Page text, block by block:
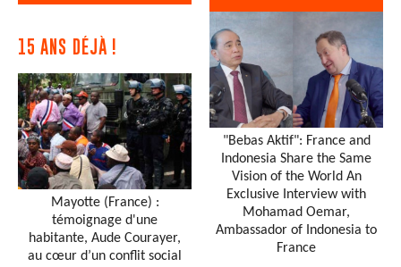
15 ANS DÉJÀ !
Mayotte (France) :
témoignage d'une
habitante, Aude Courayer,
au cœur d’un conflit social
"Bebas Aktif": France and
Indonesia Share the Same
Vision of the World An
Exclusive Interview with
Mohamad Oemar,
Ambassador of Indonesia to
France